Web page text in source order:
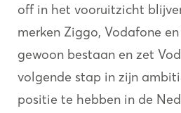
off in het vooruitzicht
merken Ziggo, Vodafone
gewoon bestaan en zet
volgende stap in zijn
positie te hebben in de